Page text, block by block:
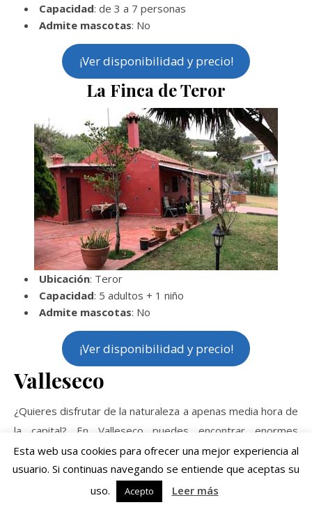
Capacidad: de 3 a 7 personas
Admite mascotas: No
¡Ver disponibilidad y precio!
La Finca de Teror
Ubicación: Teror
Capacidad: 5 adultos + 1 niño
Admite mascotas: No
¡Ver disponibilidad y precio!
Valleseco
¿Quieres disfrutar de la naturaleza a apenas media hora de
la capital? En Valleseco puedes encontrar enormes
residencias rurales y chalets de arquitectura típica
canaria . Unas residencias que se han transformado en
viviendas vacacionales con bellos senderos que recorrer a
Esta web usa cookies para ofrecer una mejor experiencia al
usuario. Si continuas navegando se entiende que aceptas su
uso.
Acepto Leer más